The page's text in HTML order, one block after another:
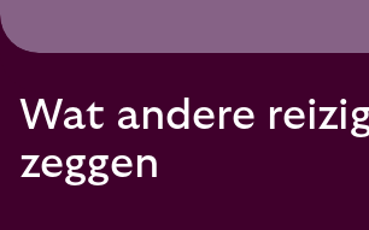
Wat andere
zeggen